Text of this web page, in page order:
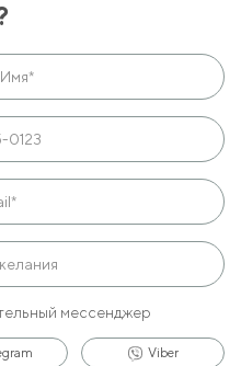
мессенджер
Viber